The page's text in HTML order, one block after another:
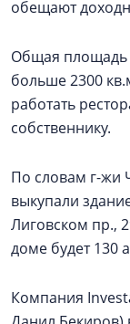
обещают
Общая площадь
больше 2300
работать
собственнику.
По словам г-жи
выкупали
Лиговском пр.,
доме будет 130
Компания